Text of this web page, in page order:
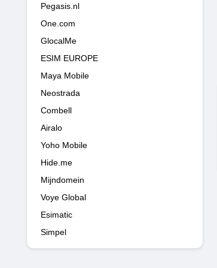
Pegasis.nl
One.com
GlocalMe
ESIM EUROPE
Maya Mobile
Neostrada
Combell
Airalo
Yoho Mobile
Hide.me
Mijndomein
Voye Global
Esimatic
Simpel